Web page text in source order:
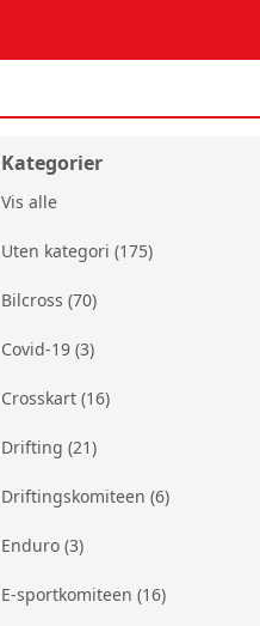
Kategorier
Vis alle
Uten kategori (175)
Bilcross (70)
Covid-19 (3)
Crosskart (16)
Drifting (21)
Driftingskomiteen (6)
Enduro (3)
E-sportkomiteen (16)